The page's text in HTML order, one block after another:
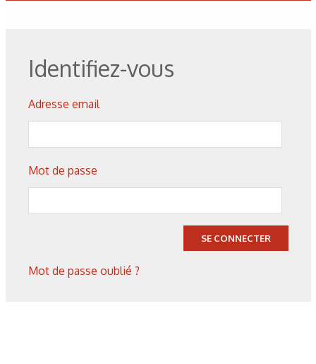
Figure 7. Puissance extraite H(T) pour divers débits de
Identifiez-vous
Adresse email
Mot de passe
SE CONNECTER
Mot de passe oublié ?